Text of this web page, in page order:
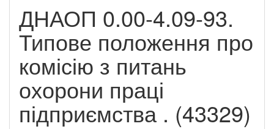
ДНАОП 0.00-4.09-93.
Типове положення про
комісію з питань
охорони праці
підприємства . (43329)